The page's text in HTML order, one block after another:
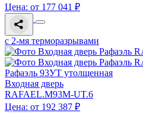
Цена: от 177 041 ₽
с 2-мя терморазрывами
Рафаэль 93УТ утолщенная
Входная дверь
RAFAEL.M93M-UT.6
Цена: от 192 387 ₽